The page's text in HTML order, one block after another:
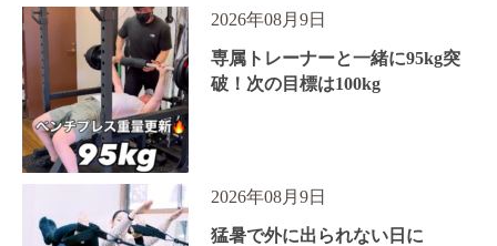
2026年08月9日
専属トレーナーと一緒に95kg突
破！次の目標は100kg
2026年08月9日
猛暑で外に出られない日に